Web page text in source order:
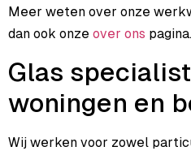
Meer weten over onze
dan ook onze over ons pagina.
Glas
woningen en
Wij werken voor zowel